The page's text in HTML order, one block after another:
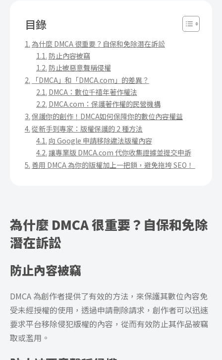
目錄
為什麼 DMCA 很重要？自保和免除潛在訴訟
防止內容被竊
防止被惡意聲稱侵權
「DMCA」和「DMCA.com」的差異？
DMCA：數位千禧年著作權法
DMCA.com：保護著作權的民營機構
保護你的創作！DMCA如何保障你的數位內容權益
從新手到專家：版權保護的 2 種方法
向 Google 申請移除違法版權內容
讓專業版 DMCA.com 代你收集證據並提交申訴
善用 DMCA 為你的版權加上一把鎖，避免拖垮 SEO！
為什麼 DMCA 很重要？自保和免除
潛在訴訟
防止內容被竊
DMCA 為創作者提供了有效的方法，來保護其數位內容免
受未經授權的使用，透過申請刪除請求，創作者可以迅速
要求平台移除侵犯版權的內容，從而有效防止其作品被竊
取或濫用。